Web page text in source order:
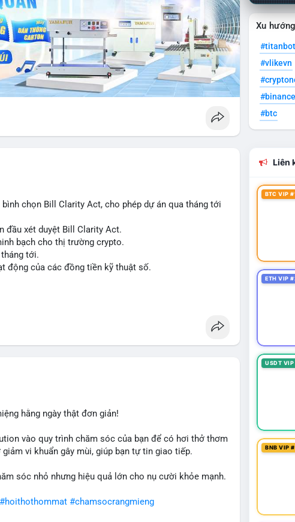
chọn Bill Clarity Act, cho phép dự án qua tháng tới
đầu xét duyệt Bill Clarity Act.
bạch cho thị trường crypto.
tới.
động của các đồng tiền kỹ thuật số.
hằng ngày thật đơn giản!
vào quy trình chăm sóc của bạn để có hơi thở thơm
vi khuẩn gây mùi, giúp bạn tự tin giao tiếp.
sóc nhỏ nhưng hiệu quả lớn cho nụ cười khỏe mạnh.
#hoithothommat #chamsocrangmieng
Xu
#titanbot
#vlikevn
#btc
Liên
BTC VIP
ETH VIP
USDT
BNB VIP